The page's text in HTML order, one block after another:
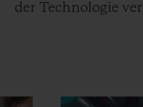
der Technologie